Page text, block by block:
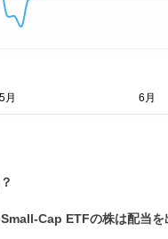
Cap ETFの株は配当を